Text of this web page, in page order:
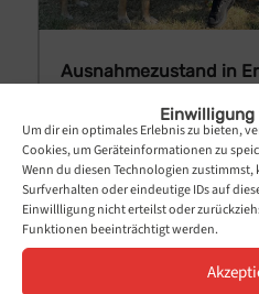
Einwilligung
Um dir ein optimales Erlebnis zu bieten,
Cookies, um Geräteinformationen zu
Wenn du diesen Technologien
Surfverhalten oder eindeutige IDs auf
Einwillligung nicht erteilst oder
Funktionen beeinträchtigt werden.
Ausnahmezustand in
Bratpfannen schlagen
drehen völlig durch Ernst.
Lüftchen, keine Wolke
sich eine unerschrockene
Tischtennisbegeisterten
von Ernst zum